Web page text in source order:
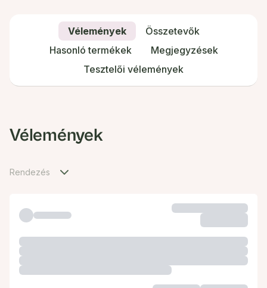
Vélemények
Összetevők
Hasonló termékek
Megjegyzések
Tesztelői vélemények
Vélemények
Rendezés